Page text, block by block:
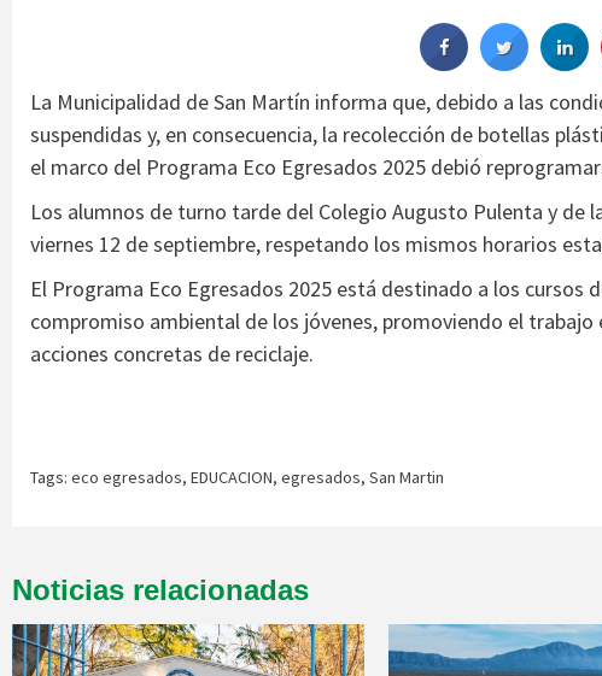
La Municipalidad de San Martín informa que, debido a las
suspendidas y, en consecuencia, la recolección de botellas
el marco del Programa Eco Egresados 2025 debió
Los alumnos de turno tarde del Colegio Augusto Pulenta y de
viernes 12 de septiembre, respetando los mismos horarios
El Programa Eco Egresados 2025 está destinado a los cursos
compromiso ambiental de los jóvenes, promoviendo el
acciones concretas de reciclaje.
Tags: eco egresados, EDUCACION, egresados, San Martin
Noticias relacionadas